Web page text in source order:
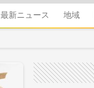
最新ニュース 地域